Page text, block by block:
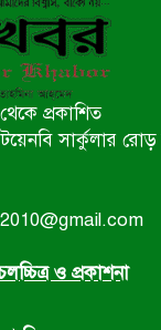
প্রকাশিত
টয়েনবি সার্কুলার
ও প্রকাশনা